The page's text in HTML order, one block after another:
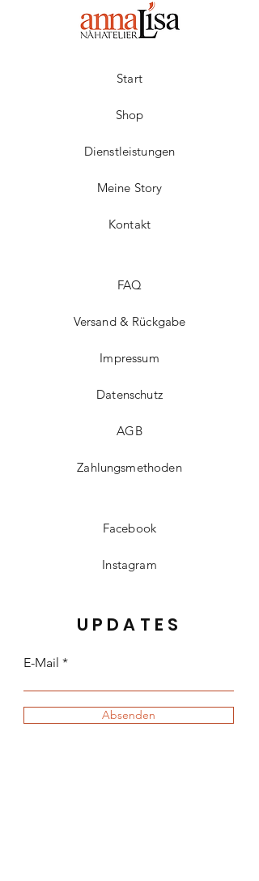
Start
Shop
Dienstleistungen
Meine Story
Kontakt
FAQ
Versand & Rückgabe
Impressum
Datenschutz
AGB
Zahlungsmethoden
Facebook
Instagram
UPDATES
E-Mail
Absenden